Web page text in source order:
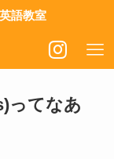
語教室
ってなあ